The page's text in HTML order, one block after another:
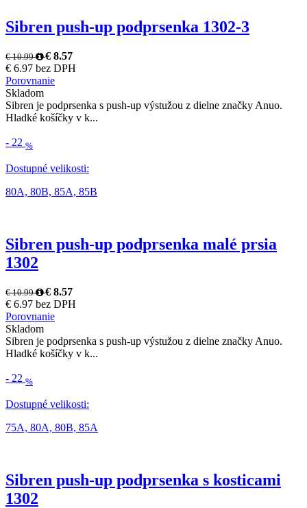
Sibren push-up podprsenka 1302-3
€ 10.99
€ 8.57
€ 6.97 bez DPH
Porovnanie
Skladom
Sibren je podprsenka s push-up výstužou z dielne značky Anuo.
Hladké košíčky v k...
- 22 %
Dostupné velikosti:
80A, 80B, 85A, 85B
Sibren push-up podprsenka malé prsia
1302
€ 10.99
€ 8.57
€ 6.97 bez DPH
Porovnanie
Skladom
Sibren je podprsenka s push-up výstužou z dielne značky Anuo.
Hladké košíčky v k...
- 22 %
Dostupné velikosti:
75A, 80A, 80B, 85A
Sibren push-up podprsenka s kosticami
1302